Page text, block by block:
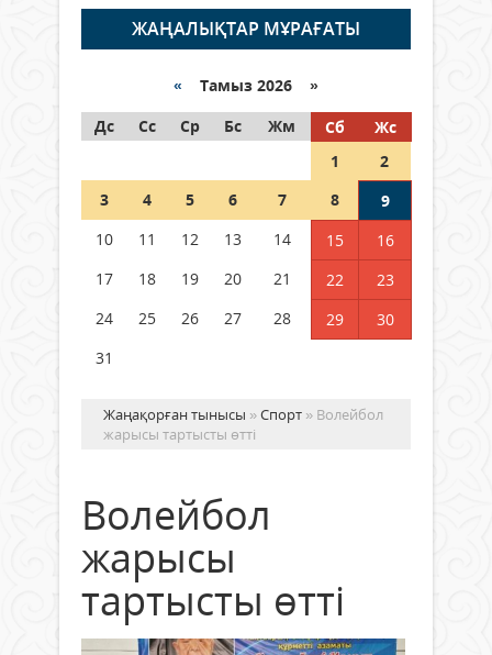
06 тамыз 2026 ж. 278
граждане Казахстана,
05 тамыз 2026 ж. 160
Шетелде жүрген Қазақстан
азаматтары қалай дауыс бере
ЖАҢАЛЫҚТАР МҰРАҒАТЫ
« Тамыз 2026 »
Дс
Сс Ср Бс Жм Сб
Жс
1
2
3
4 5 6 7 8
9
10
11 12 13 14 15
16
17
18 19 20 21 22
23
24
25 26 27 28 29
30
31
Жаңақорған тынысы »Спорт » Волейбол
жарысы тартысты өтті
Волейбол
жарысы
тартысты өтті